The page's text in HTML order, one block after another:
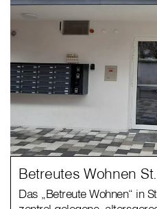
Betreutes Wohnen
Das „Betreute Wohnen“ in